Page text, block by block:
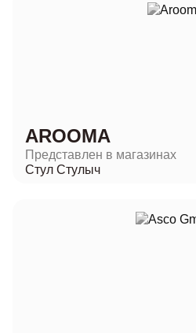
AROOMA
Представлен в магазинах
Стул Стулыч